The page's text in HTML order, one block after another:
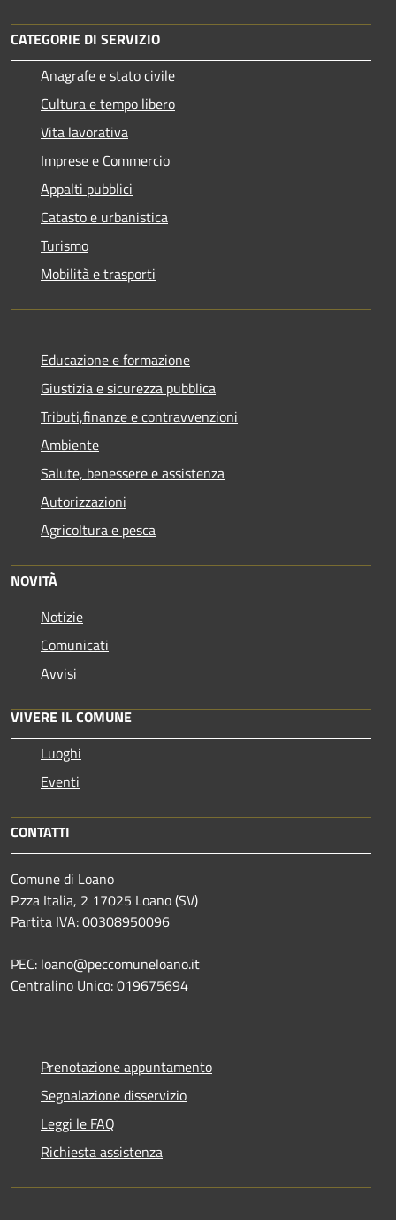
CATEGORIE DI SERVIZIO
Anagrafe e stato civile
Cultura e tempo libero
Vita lavorativa
Imprese e Commercio
Appalti pubblici
Catasto e urbanistica
Turismo
Mobilità e trasporti
Educazione e formazione
Giustizia e sicurezza pubblica
Tributi,finanze e contravvenzioni
Ambiente
Salute, benessere e assistenza
Autorizzazioni
Agricoltura e pesca
NOVITÀ
Notizie
Comunicati
Avvisi
VIVERE IL COMUNE
Luoghi
Eventi
CONTATTI
Comune di Loano
P.zza Italia, 2 17025 Loano (SV)
Partita IVA: 00308950096
PEC: loano@peccomuneloano.it
Centralino Unico: 019675694
Prenotazione appuntamento
Segnalazione disservizio
Leggi le FAQ
Richiesta assistenza